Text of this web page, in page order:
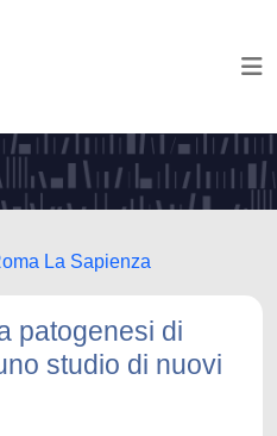
La Sapienza
patogenesi di
studio di nuovi